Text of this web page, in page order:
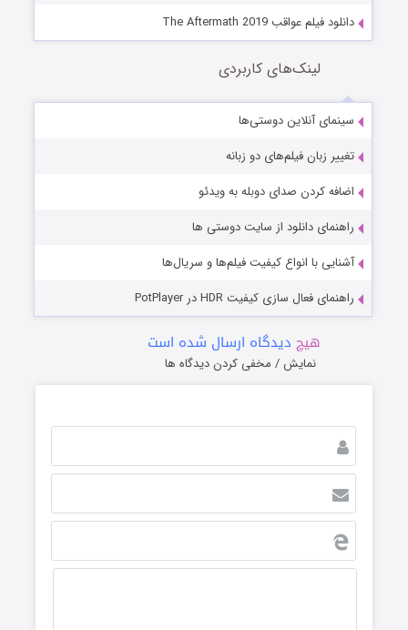
دانلود فیلم عواقب The Aftermath 2019
لینک‌های کاربردی
سینمای آنلاین دوستی‌ها
تغییر زبان فیلم‌های دو زبانه
اضافه کردن صدای دوبله به ویدئو
راهنمای دانلود از سایت دوستی ها
آشنایی با انواع کیفیت فیلم‌ها و سریال‌ها
راهنمای فعال سازی کیفیت HDR در PotPlayer
هیچ دیدگاه ارسال شده است
نمایش / مخفی کردن دیدگاه ها